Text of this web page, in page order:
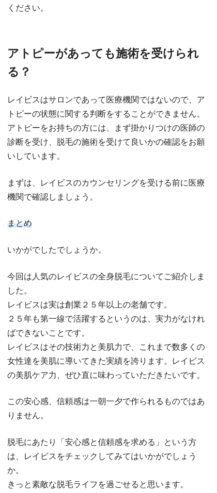
ください。
アトピーがあっても施術を受けられ
る？
レイビスはサロンであって医療機関ではないので、ア
トピーの状態に関する判断をすることができません。
アトピーをお持ちの方には、まず掛かりつけの医師の
診断を受け、脱毛の施術を受けて良いかの確認をお願
いしています。
まずは、レイビスのカウンセリングを受ける前に医療
機関で確認しましょう。
まとめ
いかがでしたでしょうか。
今回は人気のレイビスの全身脱毛についてご紹介しま
した。
レイビスは実は創業２５年以上の老舗です。
２５年も第一線で活躍するというのは、実力がなけれ
ばできないことです。
レイビスはその技術力と美肌力で、これまで数多くの
女性達を美肌に導いてきた実績を誇ります。レイビス
の美肌ケア力、ぜひ直に味わっていただきたいです。
この安心感、信頼感は一朝一夕で作られるものではあ
りません。
脱毛にあたり「安心感と信頼感を求める」という方
は、レイビスをチェックしてみてはいかがでしょう
か。
きっと素敵な脱毛ライフを過ごせると思います。